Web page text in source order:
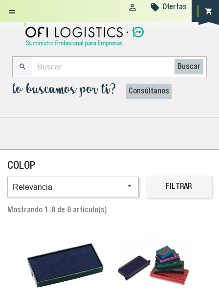
 shopping_cart
  Ofertas
 Buscar
lo buscamos por ti? Consúltanos
COLOP
Relevancia  FILTRAR
Mostrando 1-8 de 8 artículo(s)